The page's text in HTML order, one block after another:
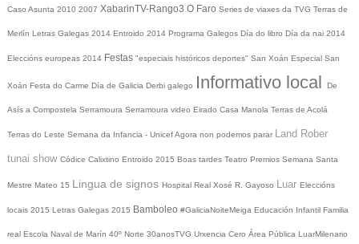
Caso Asunta 2010 2007 XabarinTV-Rango3 O Faro Series de viaxes da TVG Terras de
Merlín Letras Galegas 2014 Entroido 2014 Programa Galegos Día do libro Día da nai 2014
Eleccións europeas 2014 Festas "especiais históricos deportes" San Xoán Especial San
Xoán Festa do Carme Día de Galicia Derbi galego Informativo local De
Asís a Compostela Serramoura Serramoura video Eirado Casa Manola Terras de Acolá
Terras do Leste Semana da Infancia - UnicefAgora non podemos parar Land Rober
tunai show Códice Calixtino Entroido 2015 Boas tardes Teatro Premios Semana Santa
Mestre Mateo 15 Lingua de signos Hospital Real Xosé R. Gayoso Luar Eleccións
locais 2015 Letras Galegas 2015 Bamboleo #GaliciaNoiteMeiga Educación Infantil Familia
real Escola Naval de Marín 40º Norte 30anosTVG Urxencia Cero Área Pública LuarMilenario